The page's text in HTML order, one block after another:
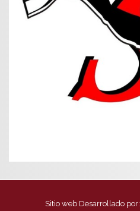
Sitio web Desarrollado por: